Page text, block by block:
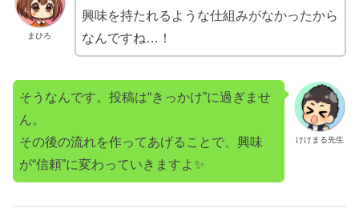
まひろ
興味を持たれるような仕組みがなかったから
なんですね…！
けけまる先生
そうなんです。投稿は“きっかけ”に過ぎませ
ん。
その後の流れを作ってあげることで、興味
が“信頼”に変わっていきますよ✨